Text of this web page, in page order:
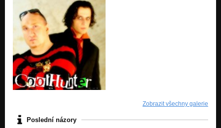
Zobrazit všechny galerie
Poslední názory